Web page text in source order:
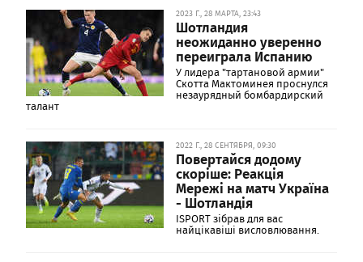
2023 Г., 28 МАРТА, 23:43
Шотландия
неожиданно уверенно
переиграла Испанию
У лидера "тартановой армии"
Скотта Мактоминея проснулся
незаурядный бомбардирский
талант
2022 Г., 28 СЕНТЯБРЯ, 09:30
Повертайся додому
скоріше: Реакція
Мережі на матч Україна
- Шотландія
ISPORT зібрав для вас
найцікавіші висловлювання.